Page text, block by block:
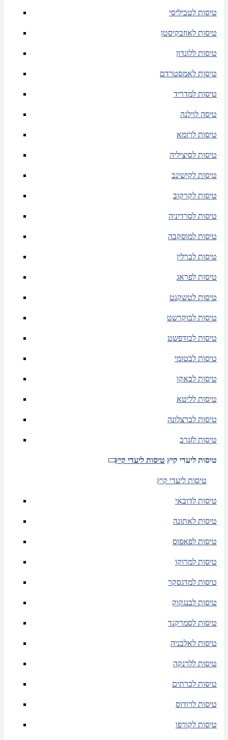
טיסות לטביליסי
טיסות לאוזבקיסטן
טיסות ללונדון
טיסות לאמסטרדם
טיסות למדריד
טיסה לוילנה
טיסות לרומא
טיסות לסיציליה
טיסות לקישינב
טיסות לקרקוב
טיסות לסרדיניה
טיסות למוסקבה
טיסות לברלין
טיסות לפראג
טיסות לטשקנט
טיסות לבוקרשט
טיסות לבודפשט
טיסות לבטומי
טיסות לבאקו
טיסות לליטא
טיסות לברצלונה
טיסות לזגרב
טיסות ליעדי קיץ טיסות ליעדי קיץ
טיסות ליעדי קיץ
טיסות לדובאי
טיסות לאתונה
טיסות לפאפוס
טיסות למרוקו
טיסות למדגסקר
טיסות לבנגקוק
טיסות לסמרקנד
טיסות לאלבניה
טיסות ללרנקה
טיסות לכרתים
טיסות לרודוס
טיסות לקורפו